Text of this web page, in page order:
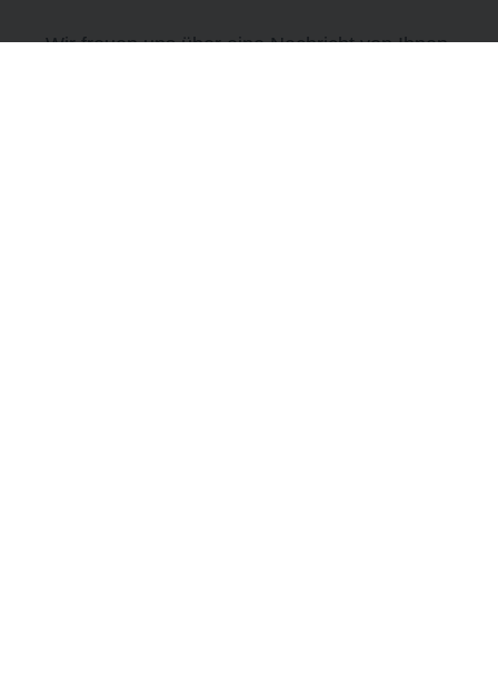
Wir freuen uns über eine Nachricht von Ihnen.